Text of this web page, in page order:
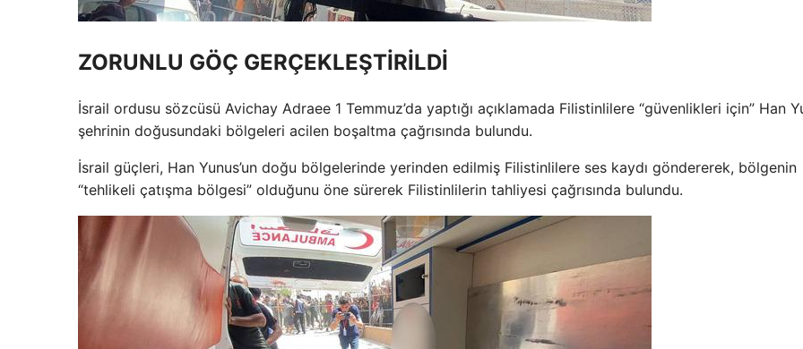
ZORUNLU GÖÇ GERÇEKLEŞTİRİLDİ
İsrail ordusu sözcüsü Avichay Adraee 1 Temmuz’da yaptığı açıklamada Filistinlilere “güvenlikleri için” Han
şehrinin doğusundaki bölgeleri acilen boşaltma çağrısında bulundu.
İsrail güçleri, Han Yunus’un doğu bölgelerinde yerinden edilmiş Filistinlilere ses kaydı göndererek, bölgenin
“tehlikeli çatışma bölgesi” olduğunu öne sürerek Filistinlilerin tahliyesi çağrısında bulundu.